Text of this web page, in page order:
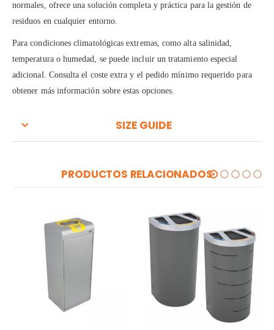
normales, ofrece una solución completa y práctica para la gestión de
residuos en cualquier entorno.
Para condiciones climatológicas extremas, como alta salinidad,
temperatura o humedad, se puede incluir un tratamiento especial
adicional. Consulta el coste extra y el pedido mínimo requerido para
obtener más información sobre estas opciones.
SIZE GUIDE
PRODUCTOS RELACIONADOS